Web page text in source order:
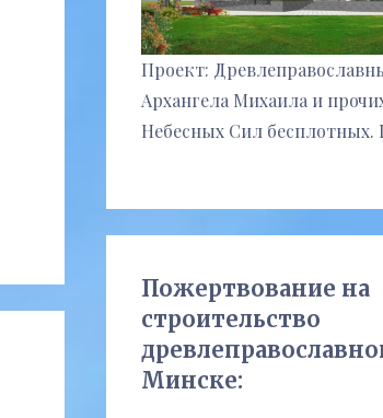
Проект:
Архангела Михаила и
Небесных Сил бесплотных.
Пожертвование на
строительство
Минске: